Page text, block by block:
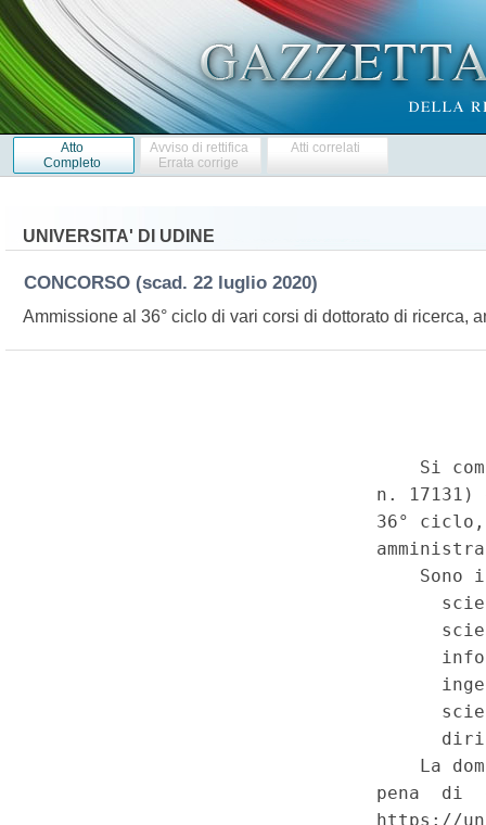
Atto
Completo
Avviso di rettifica
Errata corrige
Atti correlati
UNIVERSITA' DI UDINE
CONCORSO (scad. 22 luglio 2020)
Ammissione al 36° ciclo di vari corsi di dottorato di ricerca,